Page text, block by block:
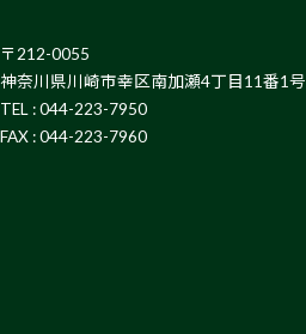
〒212-0055
神奈川県川崎市幸区南加瀬4丁目11番1号
TEL : 044-223-7950
FAX : 044-223-7960